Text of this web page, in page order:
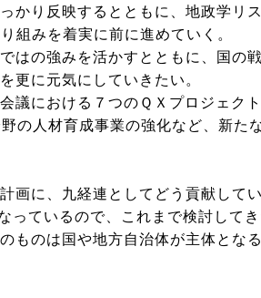
かり反映するとともに、地政学リ
組みを着実に前に進めていく。
の強みを活かすとともに、国の
更に元気にしていきたい。
における７つのＱＸプロジェク
の人材育成事業の強化など、新た
画に、九経連としてどう貢献してい
ているので、これまで検討してき
のは国や地方自治体が主体とな